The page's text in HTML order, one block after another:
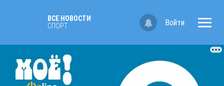
ВСЕ НОВОСТИ
СПОРТ
Войти